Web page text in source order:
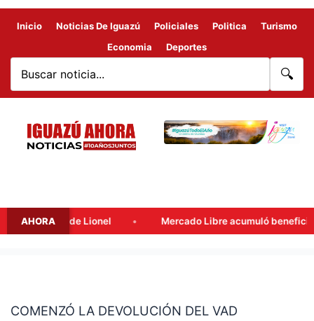
Inicio Noticias De Iguazú Policiales Politica
Turismo
Economia
Deportes
🔍
AHORA
padre de Lionel Mercado Libre acumuló beneficios
COMENZÓ LA DEVOLUCIÓN DEL VAD
DEVOLUCIÓN